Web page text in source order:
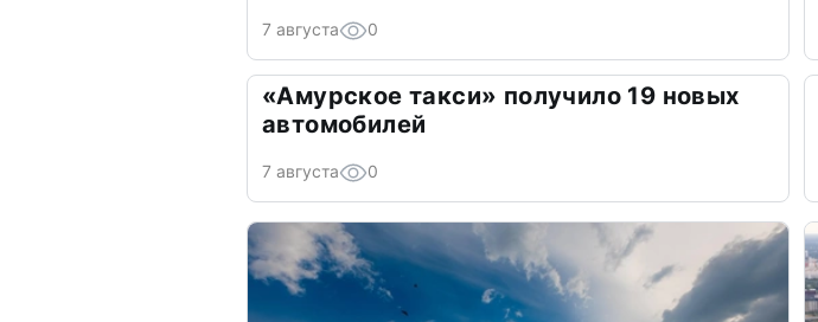
7 августа 0
«Амурское такси» получило 19 новых
автомобилей
7 августа 0